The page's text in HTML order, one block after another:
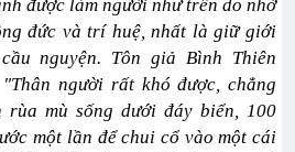
được làm người như trên do nhờ
đức và trí huệ, nhất là giữ giới
nguyện. Tôn giả Bình Thiên
người rất khó được, chẳng
rùa mù sống dưới đáy biển, 100
một lần để chui cổ vào một cái